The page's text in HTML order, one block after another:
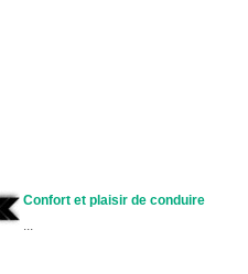
Confort et plaisir de conduire
...